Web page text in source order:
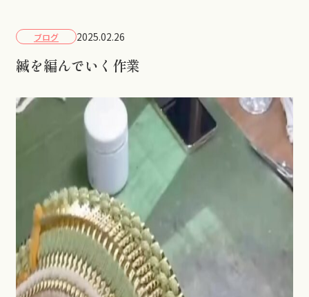
ブログ 2025.02.26
縅を編んでいく作業